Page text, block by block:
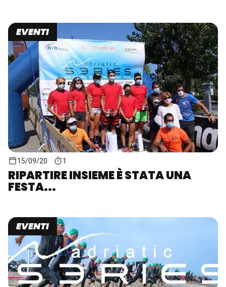
EVENTI
15/09/20 1
RIPARTIRE INSIEME È STATA UNA
FESTA...
EVENTI